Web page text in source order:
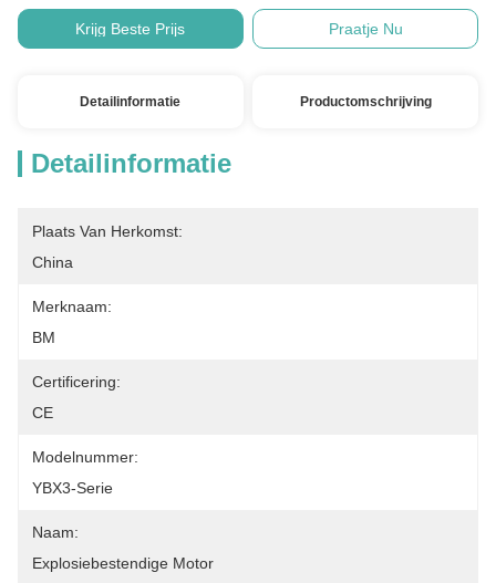
Krijg Beste Prijs Praatje Nu
Detailinformatie Productomschrijving
Detailinformatie
Plaats Van Herkomst:
China
Merknaam:
BM
Certificering:
CE
Modelnummer:
YBX3-Serie
Naam:
Explosiebestendige Motor